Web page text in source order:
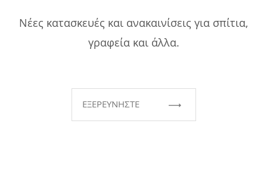
Νέες κατασκευές και ανακαινίσεις για σπίτια,
γραφεία και άλλα.
ΕΞΕΡΕΥΝΗΣΤΕ